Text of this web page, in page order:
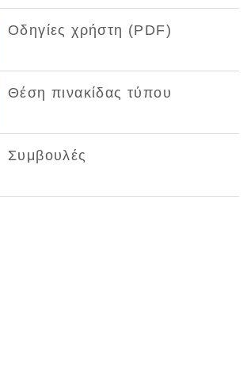
Οδηγίες χρήστη (PDF)
Θέση πινακίδας τύπου
Συμβουλές